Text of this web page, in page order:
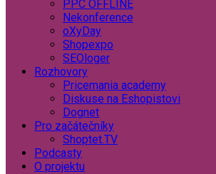
PPC OFFLINE
Nekonference
oXyDay
Shopexpo
SEOloger
Rozhovory
Pricemania academy
Diskuse na Eshopistovi
Dognet
Pro začátečníky
Shoptet.TV
Podcasty
O projektu